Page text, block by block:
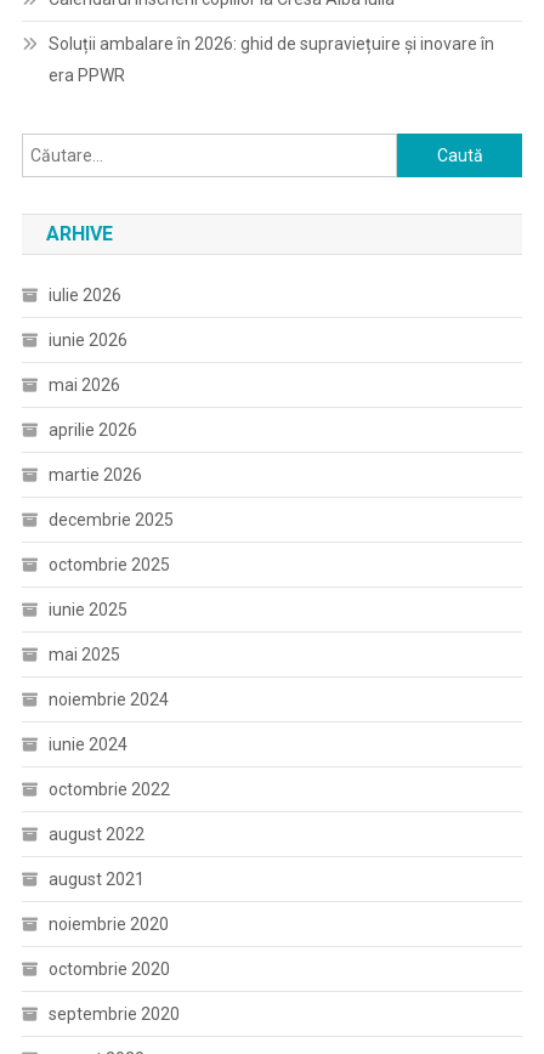
Soluții ambalare în 2026: ghid de supraviețuire și inovare în
era PPWR
Caută
după:
ARHIVE
iulie 2026
iunie 2026
mai 2026
aprilie 2026
martie 2026
decembrie 2025
octombrie 2025
iunie 2025
mai 2025
noiembrie 2024
iunie 2024
octombrie 2022
august 2022
august 2021
noiembrie 2020
octombrie 2020
septembrie 2020